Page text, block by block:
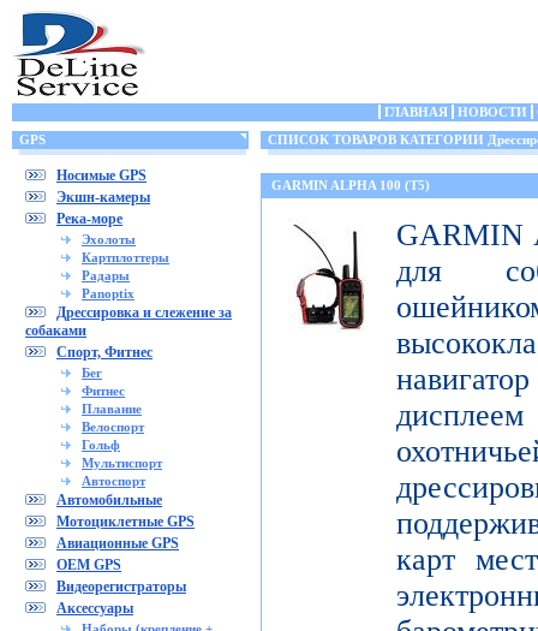
ГЛАВНАЯ НОВОСТИ
GPS
Носимые GPS
Экшн-камеры
Река-море
Эхолоты
Картплоттеры
Радары
Panoptix
Дрессировка и слежение за
собаками
Спорт, Фитнес
Бег
Фитнес
Плавание
Велоспорт
Гольф
Мультиспорт
Автоспорт
Автомобильные
Мотоциклетные GPS
Авиационные GPS
OEM GPS
Видеорегистраторы
Аксессуары
СПИСОК ТОВАРОВ КАТЕГОРИИ
GARMIN ALPHA 100 (T5)
GARMIN
для
карт